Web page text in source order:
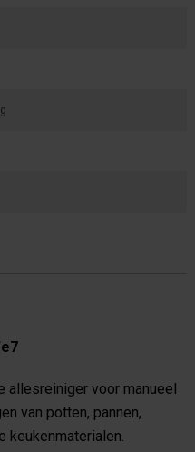
allesreiniger voor manueel
van potten, pannen,
keukenmaterialen.